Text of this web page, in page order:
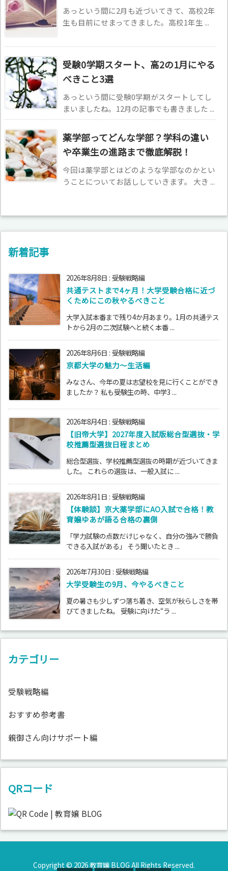
あっという間に2月も近づいてきて、高校2年
生も目前にせまってきました。高校1年生 ...
受験0学期スタート、高2の1月にやる
べきこと3選
あっという間に受験0学期がスタートしてし
まいましたね。12月の記事でも書きました ...
薬学部ってどんな学部？学科の違い
や卒業生の進路まで徹底解説！
今回は薬学部とはどのような学部なのかとい
うことについてお話ししていきます。 大き ...
新着記事
2026年8月8日 : 受験戦略編
共通テストまで4ヶ月！大学受験合格に近づ
くためにこの秋やるべきこと
大学入試本番まで残り4か月あまり。1月の共通テス
トから2月の二次試験へと続く本番 ...
2026年8月6日 : 受験戦略編
京都大学の魅力～生活編
みなさん、今年の夏は志望校を見に行くことができ
ましたか？ 私も受験生の時、中学3 ...
2026年8月4日 : 受験戦略編
【旧帝大学】2027年度入試版総合型選抜・学
校推薦型選抜日程まとめ
総合型選抜、学校推薦型選抜の時期が近づいてきま
した。 これらの選抜は、一般入試に ...
2026年8月1日 : 受験戦略編
【体験談】京大薬学部にAO入試で合格！教
育嬢ゆあが語る合格の裏側
「学力試験の点数だけじゃなく、自分の強みで勝負
できる入試がある」 そう聞いたとき ...
2026年7月30日 : 受験戦略編
大学受験生の9月、今やるべきこと
夏の暑さも少しずつ落ち着き、空気が秋らしさを帯
びてきましたね。 受験に向けた“ラ ...
カテゴリー
受験戦略編
おすすめ参考書
親御さん向けサポート編
QRコード
Copyright © 2026教育嬢 BLOG All Rights Reserved.